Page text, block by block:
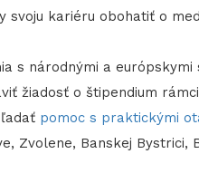
svoju kariéru obohatiť o
národnými a európskymi
žiadosť o štipendium
pomoc s praktickými
Zvolene, Banskej Bystrici,